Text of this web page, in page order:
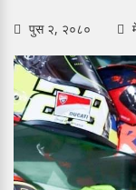
पुस २, २०८०